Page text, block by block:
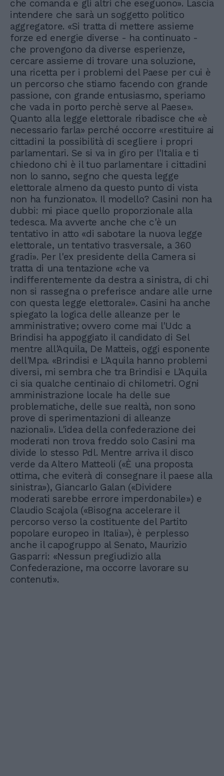
che comanda e gli altri che eseguono». Lascia
intendere che sarà un soggetto politico
aggregatore. «Si tratta di mettere assieme
forze ed energie diverse - ha continuato -
che provengono da diverse esperienze,
cercare assieme di trovare una soluzione,
una ricetta per i problemi del Paese per cui è
un percorso che stiamo facendo con grande
passione, con grande entusiasmo, speriamo
che vada in porto perchè serve al Paese».
Quanto alla legge elettorale ribadisce che «è
necessario farla» perché occorre «restituire ai
cittadini la possibilità di scegliere i propri
parlamentari. Se si va in giro per l'Italia e ti
chiedono chi è il tuo parlamentare i cittadini
non lo sanno, segno che questa legge
elettorale almeno da questo punto di vista
non ha funzionato». Il modello? Casini non ha
dubbi: mi piace quello proporzionale alla
tedesca. Ma avverte anche che c'è un
tentativo in atto «di sabotare la nuova legge
elettorale, un tentativo trasversale, a 360
gradi». Per l'ex presidente della Camera si
tratta di una tentazione «che va
indifferentemente da destra a sinistra, di chi
non si rassegna o preferisce andare alle urne
con questa legge elettorale». Casini ha anche
spiegato la logica delle alleanze per le
amministrative; ovvero come mai l'Udc a
Brindisi ha appoggiato il candidato di Sel
mentre all'Aquila, De Matteis, oggi esponente
dell'Mpa. «Brindisi e L'Aquila hanno problemi
diversi, mi sembra che tra Brindisi e L'Aquila
ci sia qualche centinaio di chilometri. Ogni
amministrazione locale ha delle sue
problematiche, delle sue realtà, non sono
prove di sperimentazioni di alleanze
nazionali». L'idea della confederazione dei
moderati non trova freddo solo Casini ma
divide lo stesso Pdl. Mentre arriva il disco
verde da Altero Matteoli («È una proposta
ottima, che eviterà di consegnare il paese alla
sinistra»), Giancarlo Galan («Dividere
moderati sarebbe errore imperdonabile») e
Claudio Scajola («Bisogna accelerare il
percorso verso la costituente del Partito
popolare europeo in Italia»), è perplesso
anche il capogruppo al Senato, Maurizio
Gasparri: «Nessun pregiudizio alla
Confederazione, ma occorre lavorare su
contenuti».